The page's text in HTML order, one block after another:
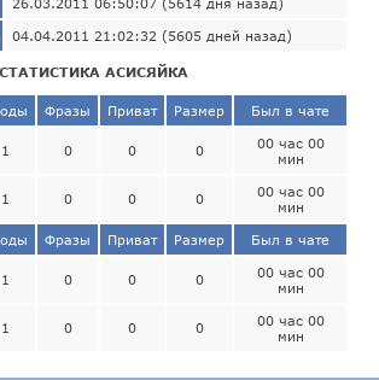
26.03.2011 06:50:07 (5614 дня назад)
04.04.2011 21:02:32 (5605 дней назад)
АСИСЯЙКА
Фразы Приват Размер Был в чате
1 0 0 0
00 час 00
мин
1 0 0 0
00 час 00
мин
Фразы Приват Размер Был в чате
1 0 0 0
00 час 00
мин
1 0 0 0
00 час 00
мин